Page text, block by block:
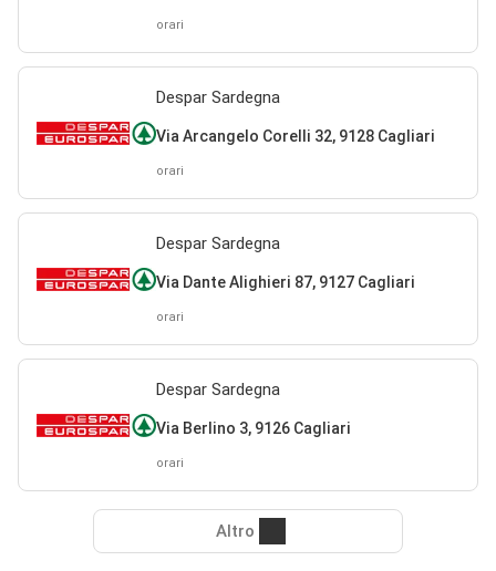
orari
Despar Sardegna
Via Arcangelo Corelli 32, 9128 Cagliari
orari
Despar Sardegna
Via Dante Alighieri 87, 9127 Cagliari
orari
Despar Sardegna
Via Berlino 3, 9126 Cagliari
orari
Altro